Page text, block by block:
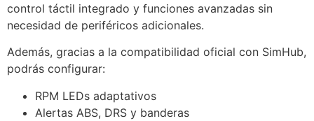
control táctil integrado y funciones avanzadas sin
necesidad de periféricos adicionales.
Además, gracias a la compatibilidad oficial con SimHub,
podrás configurar:
RPM LEDs adaptativos
Alertas ABS, DRS y banderas